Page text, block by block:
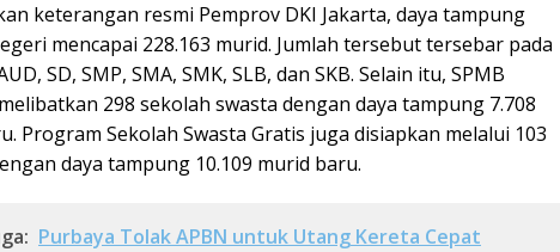
keterangan resmi Pemprov DKI Jakarta, daya tampung
mencapai 228.163 murid. Jumlah tersebut tersebar pada
SD, SMP, SMA, SMK, SLB, dan SKB. Selain itu, SPMB
298 sekolah swasta dengan daya tampung 7.708
Program Sekolah Swasta Gratis juga disiapkan melalui 103
daya tampung 10.109 murid baru.
Purbaya Tolak APBN untuk Utang Kereta Cepat